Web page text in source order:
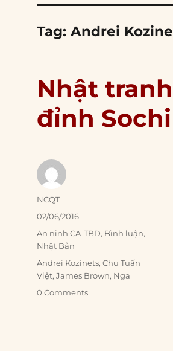
Tag:Andrei
Nhật
đỉnh Sochi
Author
NCQT
Posted
02/06/2016
Categories
An ninh CA-TBD, Bình luận,
Nhật Bản
Tags
Andrei Kozinets,Chu Tuấn
Việt,James Brown, Nga
0 Comments